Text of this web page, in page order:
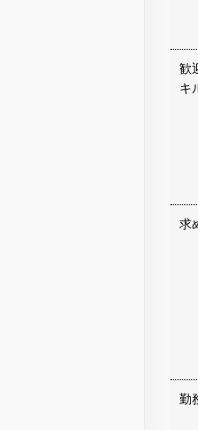
歓
キ
求
勤